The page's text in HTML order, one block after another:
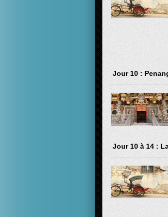
Jour 10 :
Jour 10 à 14 :